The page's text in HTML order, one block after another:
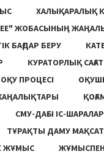
ХАЛЫҚАРАЛЫҚ
ЖОБАСЫНЫҢ
БАҒДАР БЕРУ
КУРАТОРЛЫҚ
ОҚУ ПРОЦЕСІ
СМУ-ДАҒЫ ІС-ШАРАЛАР
ТҰРАҚТЫ ДАМУ
ЖҰМЫС